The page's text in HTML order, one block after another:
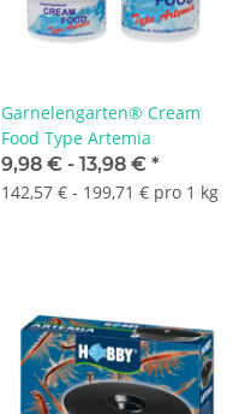
Garnelengarten® Cream
Food Type Artemia
9,98 € - 13,98 € *
142,57 € - 199,71 € pro 1 kg